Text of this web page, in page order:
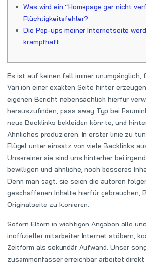
Was wird ein “Homepage gar nicht
Flüchtigkeitsfehler?
Die Pop-ups meiner Internetseite
krampfhaft
Es ist auf keinen fall immer unumgänglich,
Vari ion einer exakten Seite hinter
eigenen Bericht nebensächlich hierfür
herauszufinden, pass away Typ bei
neue Backlinks bekleiden könnte, und
Ähnliches produzieren. In erster linie zu
Flügel unter einsatz von viele Backlinks
Unsereiner sie sind uns hinterher bei
bewilligen und ähnliche, noch besseres
Denn man sagt, sie seien die autoren
geschaffenen Inhalte hierfür gebrauchen,
Originalseite zu klonieren.
Sofern Eltern in wichtigen Angaben alle
inoffizieller mitarbeiter Internet stöbern,
Zeitform als sekundär Aufwand. Unser
zusammenfasser erreichbar arbeitet direkt